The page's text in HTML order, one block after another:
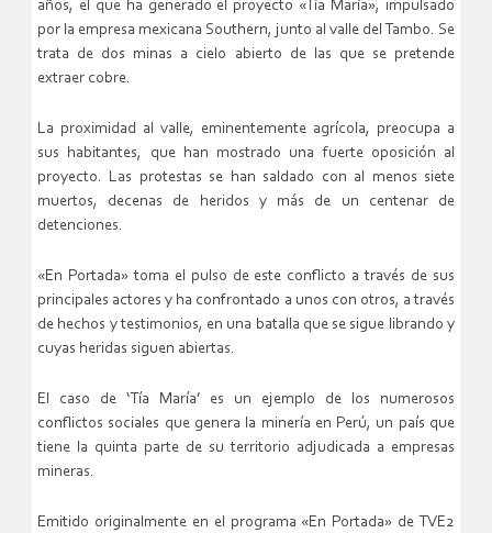
años, el que ha generado el proyecto «Tía María», impulsado
por la empresa mexicana Southern, junto al valle del Tambo. Se
trata de dos minas a cielo abierto de las que se pretende
extraer cobre.
La proximidad al valle, eminentemente agrícola, preocupa a
sus habitantes, que han mostrado una fuerte oposición al
proyecto. Las protestas se han saldado con al menos siete
muertos, decenas de heridos y más de un centenar de
detenciones.
«En Portada» toma el pulso de este conflicto a través de sus
principales actores y ha confrontado a unos con otros, a través
de hechos y testimonios, en una batalla que se sigue librando y
cuyas heridas siguen abiertas.
El caso de ‘Tía María’ es un ejemplo de los numerosos
conflictos sociales que genera la minería en Perú, un país que
tiene la quinta parte de su territorio adjudicada a empresas
mineras.
Emitido originalmente en el programa «En Portada» de TVE2